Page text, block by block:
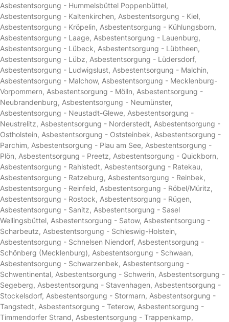
Asbestentsorgung - Hummelsbüttel Poppenbüttel,
Asbestentsorgung - Kaltenkirchen, Asbestentsorgung - Kiel,
Asbestentsorgung - Kröpelin, Asbestentsorgung - Kühlungsborn,
Asbestentsorgung - Laage, Asbestentsorgung - Lauenburg,
Asbestentsorgung - Lübeck, Asbestentsorgung - Lübtheen,
Asbestentsorgung - Lübz, Asbestentsorgung - Lüdersdorf,
Asbestentsorgung - Ludwigslust, Asbestentsorgung - Malchin,
Asbestentsorgung - Malchow, Asbestentsorgung - Mecklenburg-
Vorpommern, Asbestentsorgung - Mölln, Asbestentsorgung -
Neubrandenburg, Asbestentsorgung - Neumünster,
Asbestentsorgung - Neustadt-Glewe, Asbestentsorgung -
Neustrelitz, Asbestentsorgung - Norderstedt, Asbestentsorgung -
Ostholstein, Asbestentsorgung - Oststeinbek, Asbestentsorgung -
Parchim, Asbestentsorgung - Plau am See, Asbestentsorgung -
Plön, Asbestentsorgung - Preetz, Asbestentsorgung - Quickborn,
Asbestentsorgung - Rahlstedt, Asbestentsorgung - Ratekau,
Asbestentsorgung - Ratzeburg, Asbestentsorgung - Reinbek,
Asbestentsorgung - Reinfeld, Asbestentsorgung - Röbel/Müritz,
Asbestentsorgung - Rostock, Asbestentsorgung - Rügen,
Asbestentsorgung - Sanitz, Asbestentsorgung - Sasel
Wellingsbüttel, Asbestentsorgung - Satow, Asbestentsorgung -
Scharbeutz, Asbestentsorgung - Schleswig-Holstein,
Asbestentsorgung - Schnelsen Niendorf, Asbestentsorgung -
Schönberg (Mecklenburg), Asbestentsorgung - Schwaan,
Asbestentsorgung - Schwarzenbek, Asbestentsorgung -
Schwentinental, Asbestentsorgung - Schwerin, Asbestentsorgung -
Segeberg, Asbestentsorgung - Stavenhagen, Asbestentsorgung -
Stockelsdorf, Asbestentsorgung - Stormarn, Asbestentsorgung -
Tangstedt, Asbestentsorgung - Teterow, Asbestentsorgung -
Timmendorfer Strand, Asbestentsorgung - Trappenkamp,